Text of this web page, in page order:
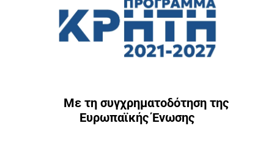
Με τη συγχρηματοδότηση της
Ευρωπαϊκής Ένωσης